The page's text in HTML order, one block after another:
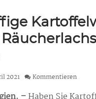
2021 Kommentieren